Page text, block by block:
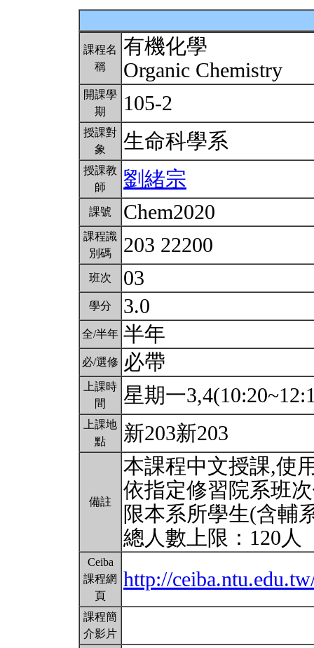
課程名
稱
有機化學
Organic Chemistry
開課學
期
105-2
授課對
象
生命科學系
授課教
師
劉緒宗
課號 Chem2020
課程識
別碼
203 22200
班次 03
學分 3.0
全/半年 半年
必/選修 必帶
上課時
間
星期一
上課地
點
新203新203
備註
本課程中文授課,使
依指定修習院系班
限本系所學生(含輔
總人數上限：120人
Ceiba
課程網
頁
http://
課程簡
介影片